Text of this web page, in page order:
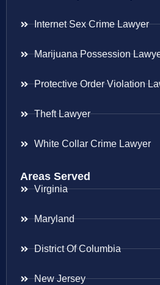
Internet Sex Crime Lawyer
Marijuana Possession
Protective Order Violation
Theft Lawyer
White Collar Crime Lawyer
Areas Served
Virginia
Maryland
District Of Columbia
New Jersey